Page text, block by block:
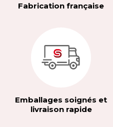
Fabrication française
Emballages soignés et
livraison rapide